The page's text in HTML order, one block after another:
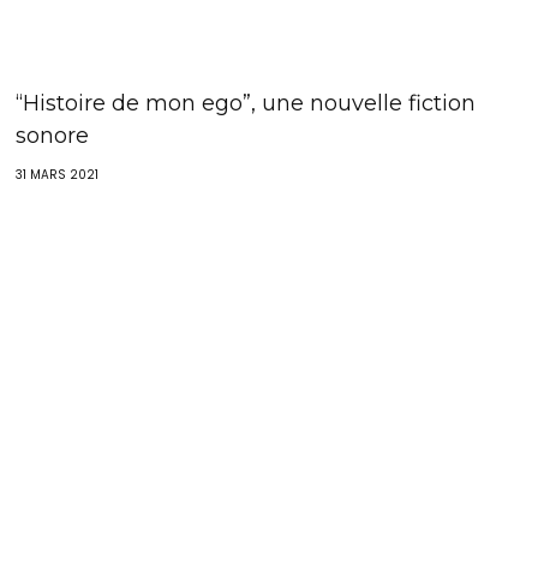
“Histoire de mon ego”, une nouvelle fiction
sonore
31 MARS 2021